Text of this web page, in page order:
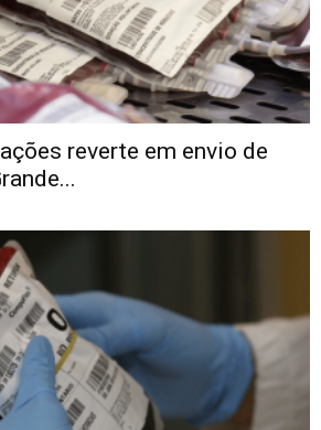
reverte em envio de